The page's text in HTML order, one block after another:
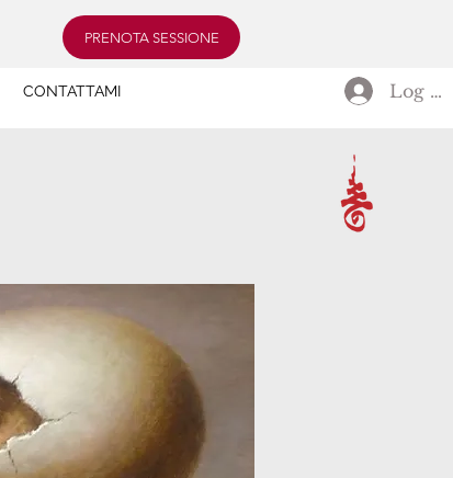
PRENOTA SESSIONE
CONTATTAMI Log In